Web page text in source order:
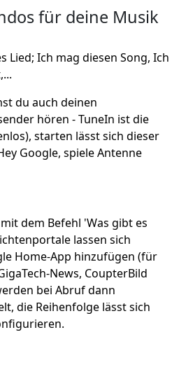
für deine Musik
Lied; Ich mag diesen Song, Ich
du auch deinen
hören - TuneIn ist die
starten lässt sich dieser
Google, spiele Antenne
dem Befehl 'Was gibt es
lassen sich
Home-App hinzufügen (für
News, CoupterBild
bei Abruf dann
die Reihenfolge lässt sich